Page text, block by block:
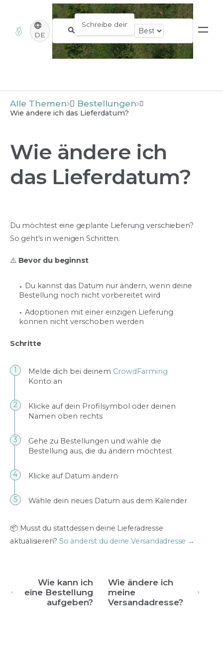
DE
Alle Themen ​Bestellungen
Wie ändere ich das Lieferdatum?
Wie ändere ich
das Lieferdatum?
Du möchtest eine geplante Lieferung verschieben?
So geht's in wenigen Schritten.
⚠️ Bevor du beginnst
Du kannst das Datum nur ändern, wenn deine
Bestellung noch nicht vorbereitet wird
Adoptionen mit einer einzigen Lieferung
können nicht verschoben werden
Schritte
Melde dich bei deinem CrowdFarming
Konto an
Klicke auf dein Profilsymbol oder deinen
Namen oben rechts
Gehe zu Bestellungen und wähle die
Bestellung aus, die du ändern möchtest
Klicke auf Datum ändern
Wähle dein neues Datum aus dem Kalender
📦 Musst du stattdessen deine Lieferadresse
aktualisieren?So änderst du deine Versandadresse →
Wie kann ich
eine Bestellung
aufgeben?
Wie ändere ich
meine
Versandadresse?